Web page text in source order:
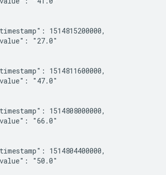
1514815200000,
"27.0"
1514811600000,
"47.0"
1514808000000,
"66.0"
1514804400000,
"50.0"